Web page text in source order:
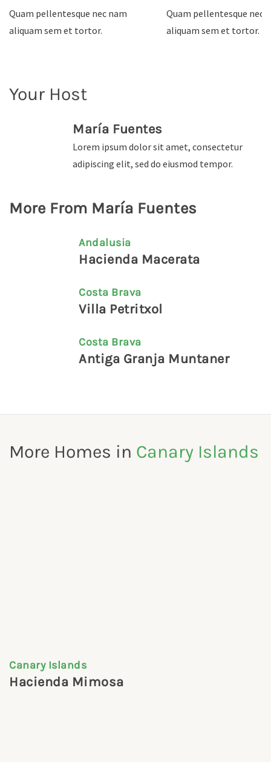
Quam pellentesque nec nam
aliquam sem et tortor.
Quam pellentesque nec
aliquam sem et tortor.
Your Host
María Fuentes
Lorem ipsum dolor sit amet, consectetur
adipiscing elit, sed do eiusmod tempor.
More From María Fuentes
Andalusia
Hacienda Macerata
Costa Brava
Villa Petritxol
Costa Brava
Antiga Granja Muntaner
More Homes in Canary Islands
Canary Islands
Hacienda Mimosa